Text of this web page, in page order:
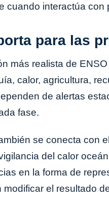
cuando interactúa
para las
más realista de
calor, agricultura,
de alertas
fase.
se conecta con
del calor
en la forma de
modificar el resultado